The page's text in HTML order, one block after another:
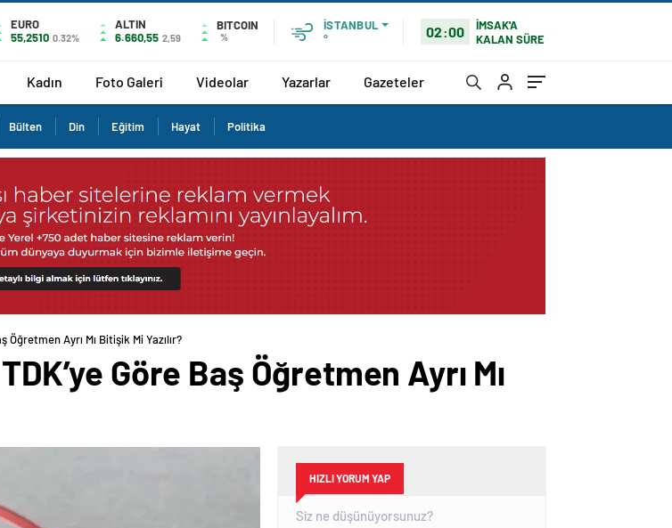
EURO
55,2510 0.32%
ALTIN
6.660,55 2,59
BITCOIN
%
İSTANBUL
°
02:00
İMSAK'A
KALAN SÜRE
Kadın Foto Galeri Videolar Yazarlar Gazeteler
Bülten Din Eğitim Hayat Politika
Öğretmen Ayrı Mı Bitişik Mi Yazılır?
Göre Baş Öğretmen Ayrı Mı
HIZLI YORUM YAP